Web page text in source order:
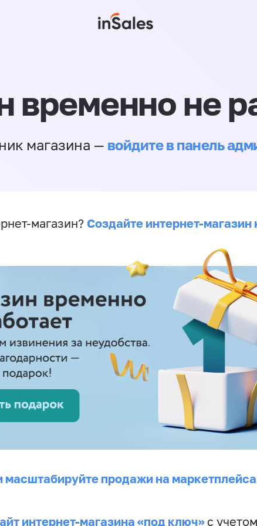
временно не
магазина — войдите в панель
магазин? Создайте интернет-магазин
масштабируйте продажи на
интернет-магазина «под ключ» с учетом